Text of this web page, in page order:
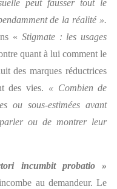
peut fausser tout le
« Stigmate : les usages
quant à lui comment le
des marques réductrices
des vies. « Combien de
ou sous-estimées avant
ou de montrer leur
au demandeur. Le